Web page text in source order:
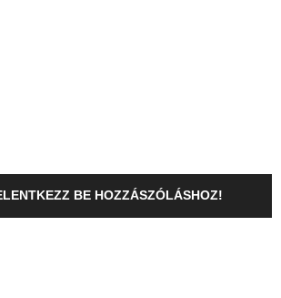
BE HOZZÁSZÓLÁSHOZ!